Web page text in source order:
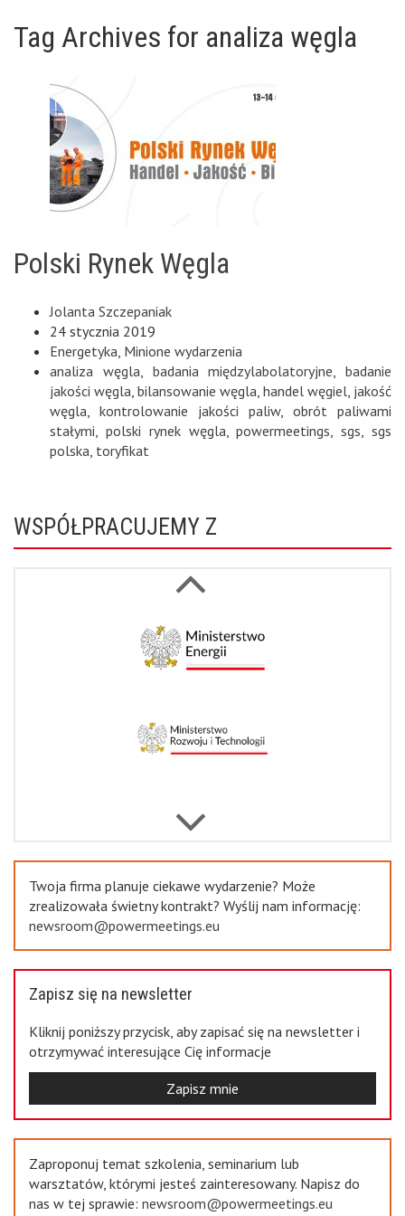
Tag Archives for analiza węgla
Polski Rynek Węgla
Jolanta Szczepaniak
24 stycznia 2019
Energetyka Minione wydarzenia
analiza węgla
badania międzylabolatoryjne
badanie
jakości węgla bilansowanie węgla handel węgiel jakość
węgla
kontrolowanie jakości paliw, obrót paliwami
stałymi
polski rynek węgla ,powermeetings ,sgs ,sgs
polska toryfikat
WSPÓŁPRACUJEMY Z
Twoja firma planuje ciekawe wydarzenie? Może
zrealizowała świetny kontrakt? Wyślij nam informację:
newsroom@powermeetings.eu
Zapisz się na newsletter
Kliknij poniższy przycisk, aby zapisać się na newsletter i
otrzymywać interesujące Cię informacje
Zapisz mnie
Zaproponuj temat szkolenia, seminarium lub
warsztatów, którymi jesteś zainteresowany. Napisz do
nas w tej sprawie: newsroom@powermeetings.eu